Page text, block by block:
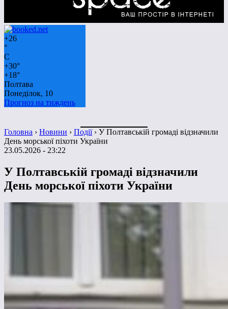
+26
°
C
+30°
+18°
Полтава
Понеділок, 10
Прогноз на тиждень
Головна › Новини › Події› У Полтавській громаді відзначили
День морської піхоти України
23.05.2026 - 23:22
У Полтавській громаді відзначили
День морської піхоти України